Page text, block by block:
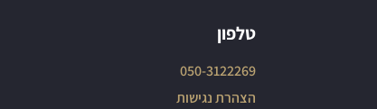
טלפון
050-3122269
הצהרת נגישות